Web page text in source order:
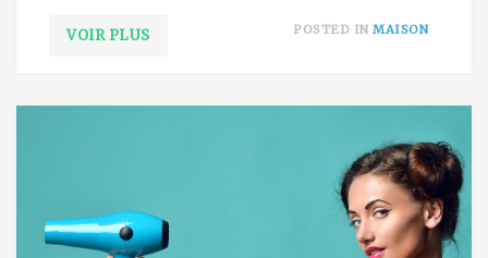
VOIR PLUS POSTED IN MAISON